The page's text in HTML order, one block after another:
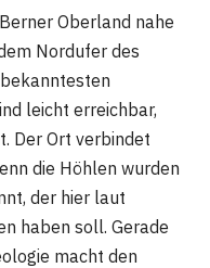
Oberland nahe
Nordufer des
leicht erreichbar,
Der Ort verbindet
die Höhlen wurden
der hier laut
haben soll. Gerade
macht den